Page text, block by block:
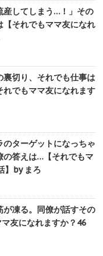
産してしまう…！」その
【それでもママ友になれ
切り、それでも仕事は
でもママ友になれます
のターゲットになっちゃ
の答えは…【それでもマ
】by まろ
が凍る。同僚が話すその
友になれますか？46